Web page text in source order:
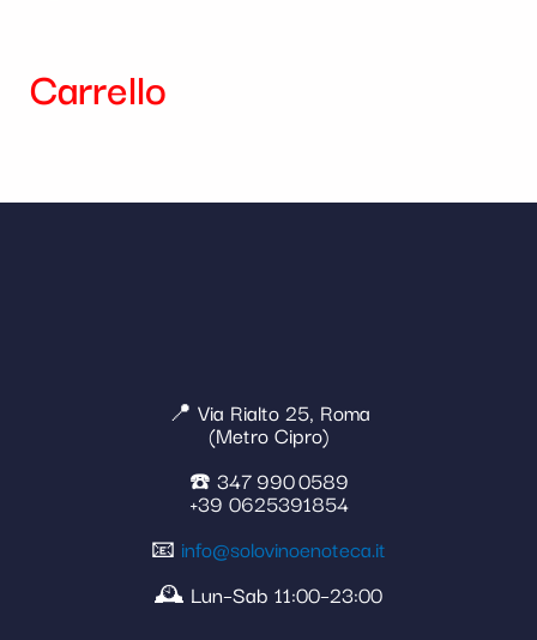
Carrello
📍 Via Rialto 25, Roma
(Metro Cipro)
☎️ 347 990 0589
+39 0625391854
📧 info@solovinoenoteca.it
🕰️ Lun–Sab 11:00–23:00